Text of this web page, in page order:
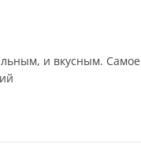
и вкусным. Самое